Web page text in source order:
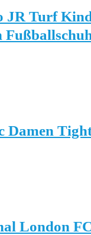
JR Turf
Damen
London